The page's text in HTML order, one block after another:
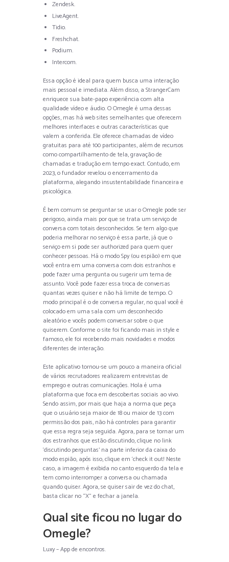
Zendesk.
LiveAgent.
Tidio.
Freshchat.
Podium.
Intercom.
Essa opção é ideal para quem busca uma interação
mais pessoal e imediata. Além disso, a StrangerCam
enriquece sua bate-papo experiência com alta
qualidade vídeo e áudio. O Omegle é uma dessas
opções, mas há web sites semelhantes que oferecem
melhores interfaces e outras características que
valem a conferida. Ele oferece chamadas de vídeo
gratuitas para até 100 participantes, além de recursos
como compartilhamento de tela, gravação de
chamadas e tradução em tempo exact. Contudo, em
2023, o fundador revelou o encerramento da
plataforma, alegando insustentabilidade financeira e
psicológica.
É bem comum se perguntar se usar o Omegle pode ser
perigoso, ainda mais por que se trata um serviço de
conversa com totais desconhecidos. Se tem algo que
poderia melhorar no serviço é essa parte, já que o
serviço em si pode ser authorized para quem quer
conhecer pessoas. Há o modo Spy (ou espião) em que
você entra em uma conversa com dois estranhos e
pode fazer uma pergunta ou sugerir um tema de
assunto. Você pode fazer essa troca de conversas
quantas vezes quiser e não há limite de tempo. O
modo principal é o de conversa regular, no qual você é
colocado em uma sala com um desconhecido
aleatório e vocês podem conversar sobre o que
quiserem. Conforme o site foi ficando mais in style e
famoso, ele foi recebendo mais novidades e modos
diferentes de interação.
Este aplicativo tornou-se um pouco a maneira oficial
de vários recrutadores realizarem entrevistas de
emprego e outras comunicações. Hola é uma
plataforma que foca em descobertas sociais ao vivo.
Sendo assim, por mais que haja a norma que peça
que o usuário seja maior de 18 ou maior de 13 com
permissão dos pais, não há controles para garantir
que essa regra seja seguida. Agora, para se tornar um
dos estranhos que estão discutindo, clique no link
‘discutindo perguntas’ na parte inferior da caixa do
modo espião, após isso, clique em ‘check it out! Neste
caso, a imagem é exibida no canto esquerdo da tela e
tem como interromper a conversa ou chamada
quando quiser. Agora, se quiser sair de vez do chat,
basta clicar no “X” e fechar a janela.
Qual site ficou no lugar do
Omegle?
Luxy – App de encontros.